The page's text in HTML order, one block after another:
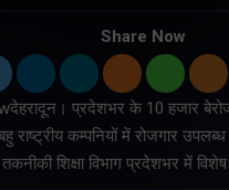
Share Now
प्रदेशभर के 10 हजार
राष्ट्रीय कम्पनियों में रोजगार
शिक्षा विभाग प्रदेशभर में